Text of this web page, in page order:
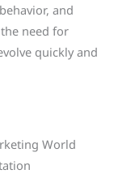
and
need for
quickly and
World